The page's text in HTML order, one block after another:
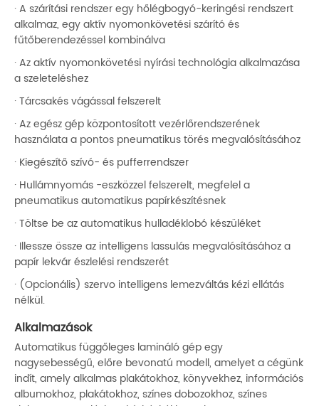
· A szárítási rendszer egy hőlégbogyó-keringési rendszert
alkalmaz, egy aktív nyomonkövetési szárító és
fűtőberendezéssel kombinálva
· Az aktív nyomonkövetési nyírási technológia alkalmazása
a szeleteléshez
· Tárcsakés vágással felszerelt
· Az egész gép központosított vezérlőrendszerének
használata a pontos pneumatikus törés megvalósításához
· Kiegészítő szívó- és pufferrendszer
· Hullámnyomás -eszközzel felszerelt, megfelel a
pneumatikus automatikus papírkészítésnek
· Töltse be az automatikus hulladéklobó készüléket
· Illessze össze az intelligens lassulás megvalósításához a
papír lekvár észlelési rendszerét
· (Opcionális) szervo intelligens lemezváltás kézi ellátás
nélkül.
Alkalmazások
Automatikus függőleges lamináló gép egy
nagysebességű, előre bevonatú modell, amelyet a cégünk
indít, amely alkalmas plakátokhoz, könyvekhez, információs
albumokhoz, plakátokhoz, színes dobozokhoz, színes